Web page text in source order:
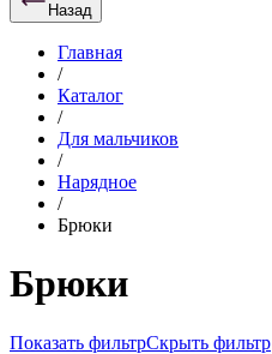
Назад
Главная
/
Каталог
/
Для мальчиков
/
Нарядное
/
Брюки
Брюки
Показать фильтрСкрыть фильтр